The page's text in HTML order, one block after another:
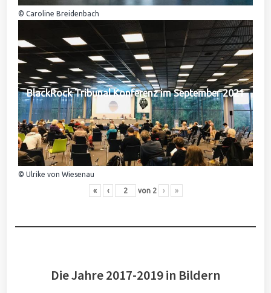
© Caroline Breidenbach
BlackRock Tribunal Konferenz im September 2021
© Ulrike von Wiesenau
« ‹ von 2 › »
Die Jahre 2017-2019 in Bildern